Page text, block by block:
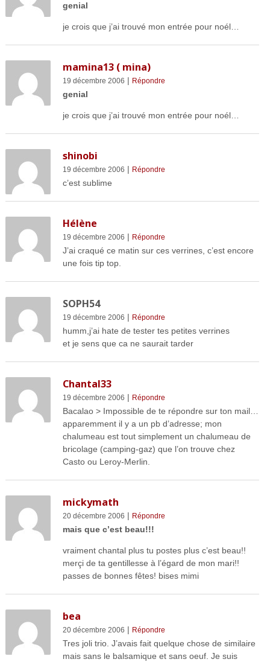
genial
je crois que j’ai trouvé mon entrée pour noél…
mamina13 ( mina)
19 décembre 2006 | Répondre
genial
je crois que j’ai trouvé mon entrée pour noél…
shinobi
19 décembre 2006 | Répondre
c’est sublime
Hélène
19 décembre 2006 | Répondre
J’ai craqué ce matin sur ces verrines, c’est encore
une fois tip top.
SOPH54
19 décembre 2006 | Répondre
humm,j’ai hate de tester tes petites verrines
et je sens que ca ne saurait tarder
Chantal33
19 décembre 2006 | Répondre
Bacalao > Impossible de te répondre sur ton mail…
apparemment il y a un pb d’adresse; mon
chalumeau est tout simplement un chalumeau de
bricolage (camping-gaz) que l’on trouve chez
Casto ou Leroy-Merlin.
mickymath
20 décembre 2006 | Répondre
mais que c’est beau!!!
vraiment chantal plus tu postes plus c’est beau!!
merçi de ta gentillesse à l’égard de mon mari!!
passes de bonnes fêtes! bises mimi
bea
20 décembre 2006 | Répondre
Tres joli trio. J’avais fait quelque chose de similaire
mais sans le balsamique et sans oeuf. Je suis